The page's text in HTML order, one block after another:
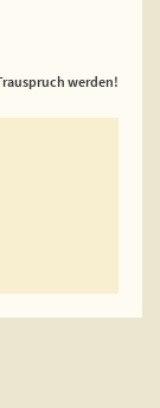
werden!